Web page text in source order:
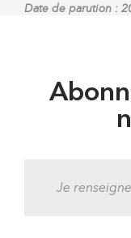
Date de parution :